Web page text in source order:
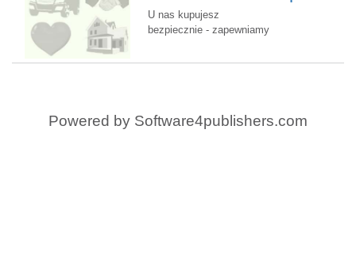
Liquidators
U nas kupujesz
bezpiecznie - zapewniamy
Powered by Software4publishers.com